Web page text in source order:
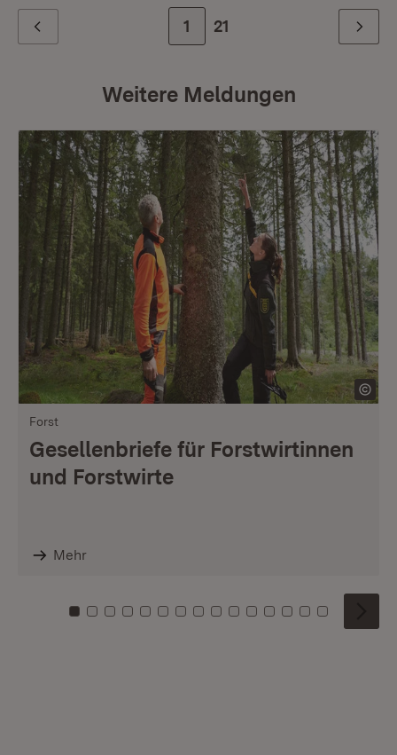
Zur Seite
1 Zur letzten Seite
21 Weiter
Weitere Meldungen
Forst
Gesellenbriefe für Forstwirtinnen
und Forstwirte
Mehr
Zu Kachel: 0
Zu Kachel: 1
Zu Kachel: 2
Zu Kachel: 3
Zu Kachel: 4
Zu Kachel: 5
Zu Kachel: 6
Zu Kachel: 7
Zu Kachel: 8
Zu Kachel: 9
Zu Kachel: 10
Zu Kachel: 11
Zu Kachel: 12
Zu Kachel:
Zu